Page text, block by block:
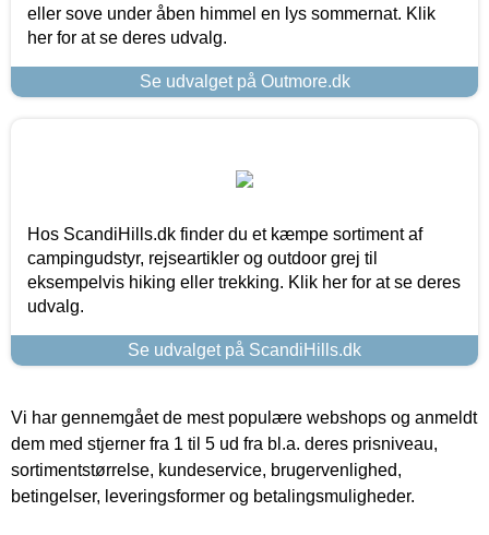
eller sove under åben himmel en lys sommernat. Klik
her for at se deres udvalg.
Se udvalget på Outmore.dk
Hos ScandiHills.dk finder du et kæmpe sortiment af
campingudstyr, rejseartikler og outdoor grej til
eksempelvis hiking eller trekking. Klik her for at se deres
udvalg.
Se udvalget på ScandiHills.dk
Vi har gennemgået de mest populære webshops og anmeldt
dem med stjerner fra 1 til 5 ud fra bl.a. deres prisniveau,
sortimentstørrelse, kundeservice, brugervenlighed,
betingelser, leveringsformer og betalingsmuligheder.